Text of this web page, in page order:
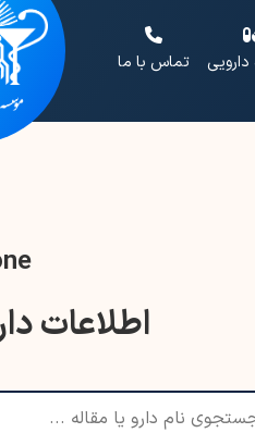
تماس با ما
اطلاعات